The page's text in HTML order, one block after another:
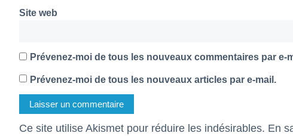
Site web
Prévenez-moi de tous les nouveaux commentaires par e-
Prévenez-moi de tous les nouveaux articles par e-mail.
Ce site utilise Akismet pour réduire les indésirables. En